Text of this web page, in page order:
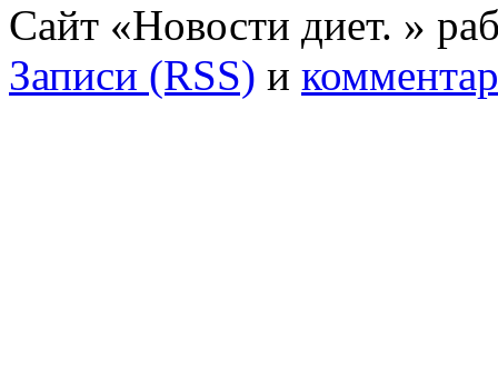
Сайт «Новости диет. »
Записи (RSS) и